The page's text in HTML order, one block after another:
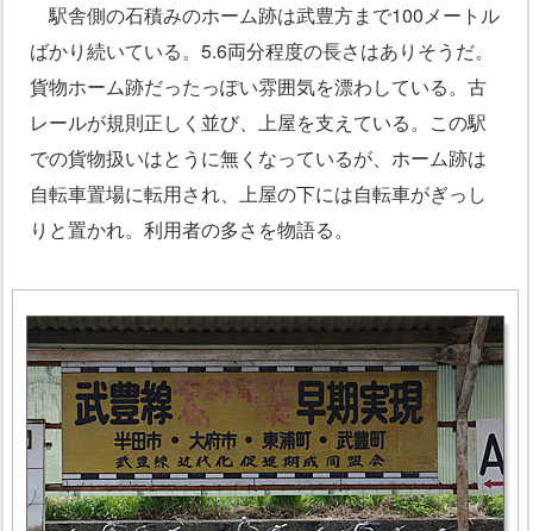
駅舎側の石積みのホーム跡は武豊方まで100メートル
ばかり続いている。5.6両分程度の長さはありそうだ。
貨物ホーム跡だったっぽい雰囲気を漂わしている。古
レールが規則正しく並び、上屋を支えている。この駅
での貨物扱いはとうに無くなっているが、ホーム跡は
自転車置場に転用され、上屋の下には自転車がぎっし
りと置かれ。利用者の多さを物語る。